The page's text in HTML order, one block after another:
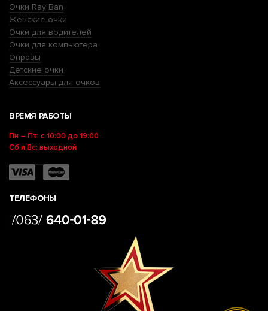
Очки Ray Ban
Женские очки
Очки для водителей
Очки для компьютера
Оправы
Детские очки
Аксессуары для очков
ВРЕМЯ РАБОТЫ
Пн – Пт: с 10:00 до 19:00
Сб и Вс: выходной
ТЕЛЕФОНЫ